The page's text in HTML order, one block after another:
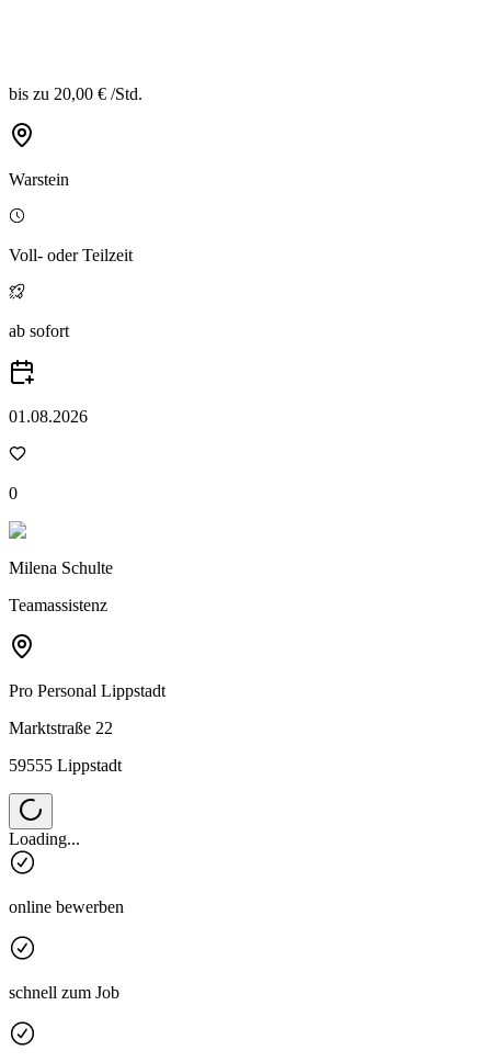
bis zu 20,00 € /Std.
Warstein
Voll- oder Teilzeit
ab sofort
01.08.2026
0
Milena Schulte
Teamassistenz
Pro Personal Lippstadt
Marktstraße 22
59555 Lippstadt
Loading...
online bewerben
schnell zum Job